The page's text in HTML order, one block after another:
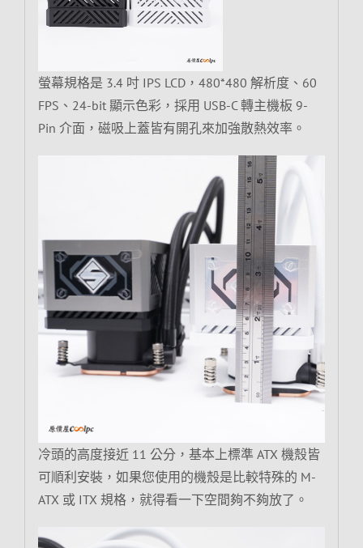
螢幕規格是 3.4 吋 IPS LCD，480*480 解析度、60
FPS、24-bit 顯示色彩，採用 USB-C 轉主機板 9-
Pin 介面，磁吸上蓋皆有開孔來加強散熱效率。
冷頭的高度接近 11 公分，基本上標準 ATX 機殼皆
可順利安裝，如果您使用的機殼是比較特殊的 M-
ATX 或 ITX 規格，就得看一下空間夠不夠放了。